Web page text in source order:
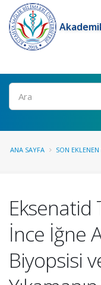
Ara
ANA SAYFA SON
Eksenatid
İnce İğne
Biyopsisi